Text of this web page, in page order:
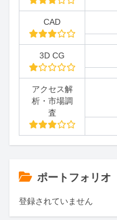
CAD
3D CG
アクセス解
析・市場調
査
ポートフォリオ
登録されていません